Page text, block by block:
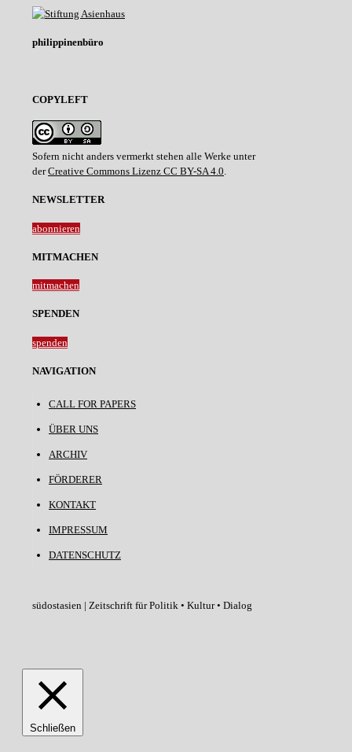
philippinenbüro
COPYLEFT
Sofern nicht anders vermerkt stehen alle Werke unter
derCreative Commons Lizenz CC BY-SA 4.0.
NEWSLETTER
abonnieren
MITMACHEN
mitmachen
SPENDEN
spenden
NAVIGATION
CALL FOR PAPERS
ÜBER UNS
ARCHIV
FÖRDERER
KONTAKT
IMPRESSUM
DATENSCHUTZ
südostasien | Zeitschrift für Politik • Kultur • Dialog
Schließen